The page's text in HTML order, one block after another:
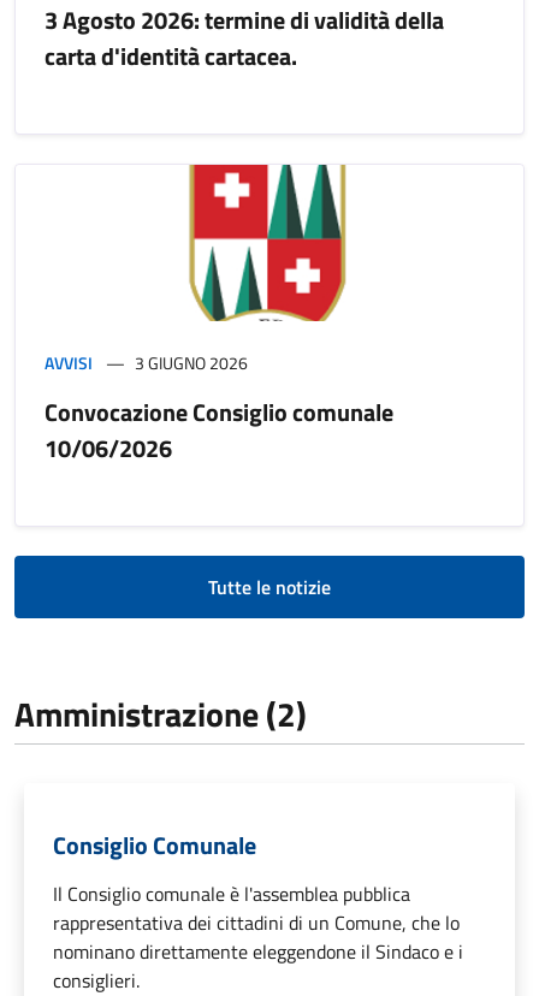
3 Agosto 2026: termine di validità della
carta d'identità cartacea.
AVVISI 3 GIUGNO 2026
Convocazione Consiglio comunale
10/06/2026
Tutte le notizie
Amministrazione (2)
Consiglio Comunale
Il Consiglio comunale è l'assemblea pubblica
rappresentativa dei cittadini di un Comune, che lo
nominano direttamente eleggendone il Sindaco e i
consiglieri.